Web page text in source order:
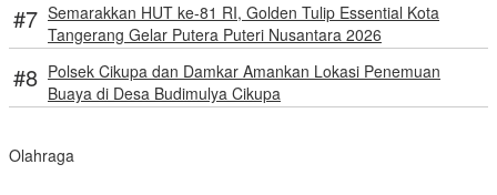
Semarakkan HUT ke-81 RI, Golden Tulip Essential Kota
Tangerang Gelar Putera Puteri Nusantara 2026
Polsek Cikupa dan Damkar Amankan Lokasi Penemuan
Buaya di Desa Budimulya Cikupa
Olahraga